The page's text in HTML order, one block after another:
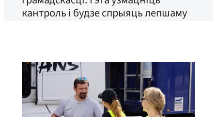
кантроль і будзе спрыяць лепшаму